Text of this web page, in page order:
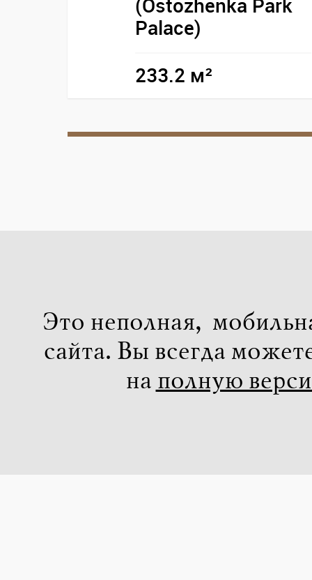
(Ostozhenka Park
Palace)
233.2 м²
Это неполная,
сайта. Вы всегда
на полную